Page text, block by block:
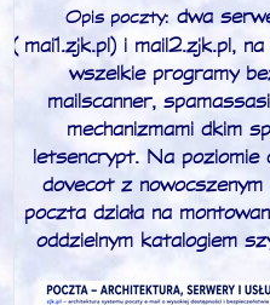
Opis poczty: dwa
(mai1.zjk.pl) i mail2.zjk.pl,
wszelkie programy
mailscanner,
mechanizmami dkim
letsencrypt. Na
dovecot z
poczta działa na
oddzielnym katalogiem